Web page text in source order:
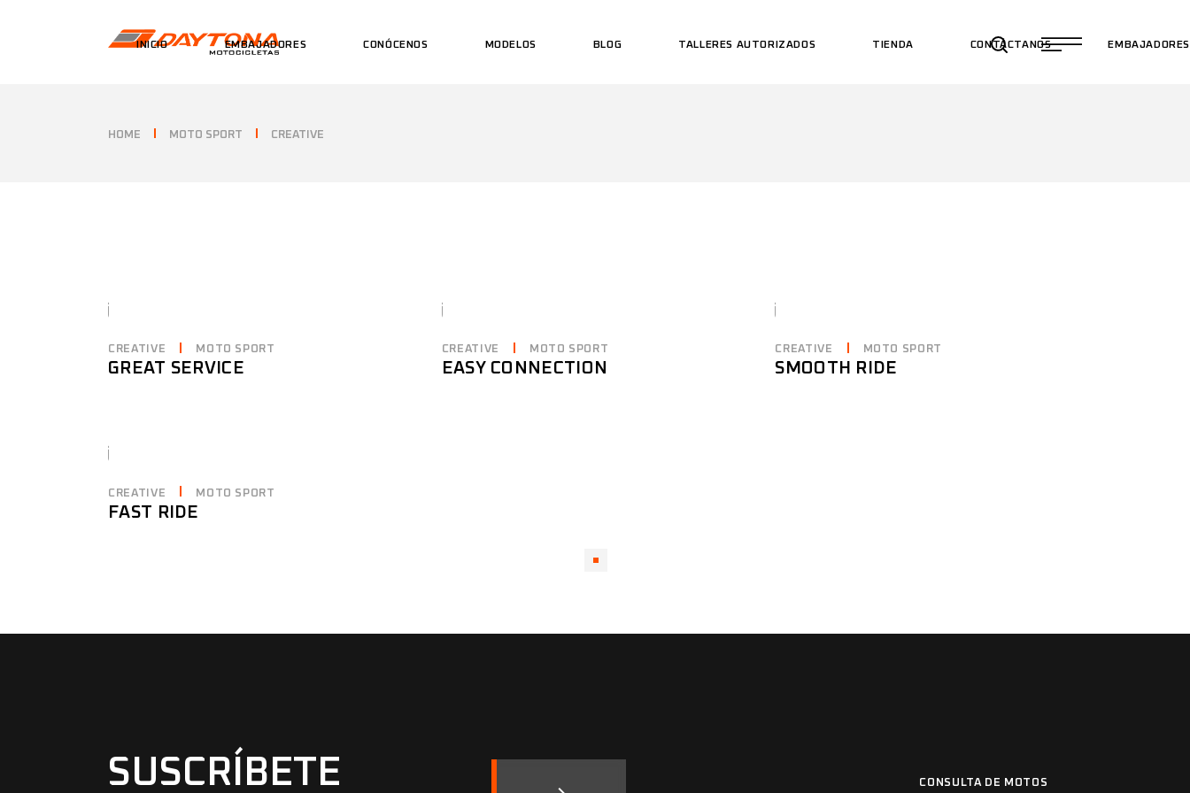
INICIO EMBAJADORES CONÓCENOS MODELOS BLOG TALLERES AUTORIZADOS TIENDA CONTÁCTANOS EMBAJADORES
HOME MOTO SPORT CREATIVE
CREATIVE MOTO SPORT
GREAT SERVICE
CREATIVE MOTO SPORT
EASY CONNECTION
CREATIVE MOTO SPORT
SMOOTH RIDE
CREATIVE MOTO SPORT
FAST RIDE
SUSCRÍBETE CONSULTA DE MOTOS